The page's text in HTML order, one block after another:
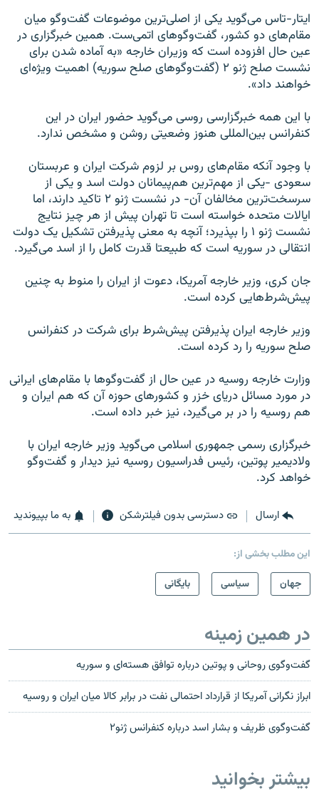
ایتار-تاس می‌گوید یکی از اصلی‌ترین موضوعات گفت‌وگو میان
مقام‌های دو کشور، گفت‌وگوهای اتمی‌ست. همین خبرگزاری در
عین حال افزوده است که وزیران خارجه «به آماده شدن برای
نشست صلح ژنو ۲ (گفت‌وگوهای صلح سوریه) اهمیت ویژه‌ای
خواهند داد».
با این همه خبرگزارسی روسی می‌گوید حضور ایران در این
کنفرانس بین‌المللی هنوز وضعیتی روشن و مشخص ندارد.
با وجود آنکه مقام‌های روس بر لزوم شرکت ایران و عربستان
سعودی -یکی از مهم‌ترین هم‌پیمانان دولت اسد و یکی از
سرسخت‌ترین مخالفان آن- در نشست ژنو ۲ تاکید دارند، اما
ایالات متحده خواسته است تا تهران پیش از هر چیز نتایج
نشست ژنو ۱ را بپذیرد؛ آنچه به معنی پذیرفتن تشکیل یک دولت
انتقالی در سوریه است که طبیعتا قدرت کامل را از اسد می‌گیرد.
جان کری، وزیر خارجه آمریکا، دعوت از ایران را منوط به چنین
پیش‌شرط‌هایی کرده است.
وزیر خارجه ایران پذیرفتن پیش‌شرط برای شرکت در کنفرانس
صلح سوریه را رد کرده است.
وزارت خارجه روسیه در عین حال از گفت‌وگوها با مقام‌های ایرانی
در مورد مسائل دریای خزر و کشورهای حوزه‌ آن که هم ایران و
هم روسیه را در بر می‌گیرد، نیز خبر داده است.
خبرگزاری رسمی جمهوری اسلامی می‌گوید وزیر خارجه ایران با
ولادیمیر پوتین، رئیس‌ فدراسیون روسیه نیز دیدار و گفت‌وگو
خواهد کرد.
ارسال دسترسی بدون فیلترشکن به ما بپیوندید
این مطلب بخشی از:
جهان
سیاسی بایگانی
در همین زمینه
گفت‌وگوی روحانی و پوتین درباره توافق هسته‌ای و سوریه
ابراز نگرانی آمریکا از قرارداد احتمالی نفت در برابر کالا میان ایران و روسیه
گفت‌وگوی ظریف و بشار اسد درباره کنفرانس ژنو۲
بیشتر بخوانید